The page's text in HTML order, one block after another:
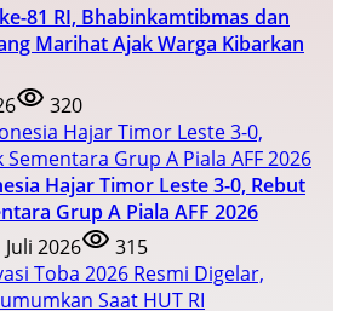
81 RI, Bhabinkamtibmas dan
Marihat Ajak Warga Kibarkan
320
Hajar Timor Leste 3-0, Rebut
Grup A Piala AFF 2026
Juli 2026 315